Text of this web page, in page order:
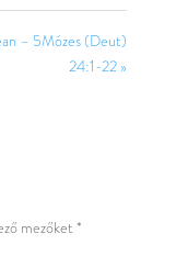
– 5Mózes (Deut)
24:1-22 »
mezőket *